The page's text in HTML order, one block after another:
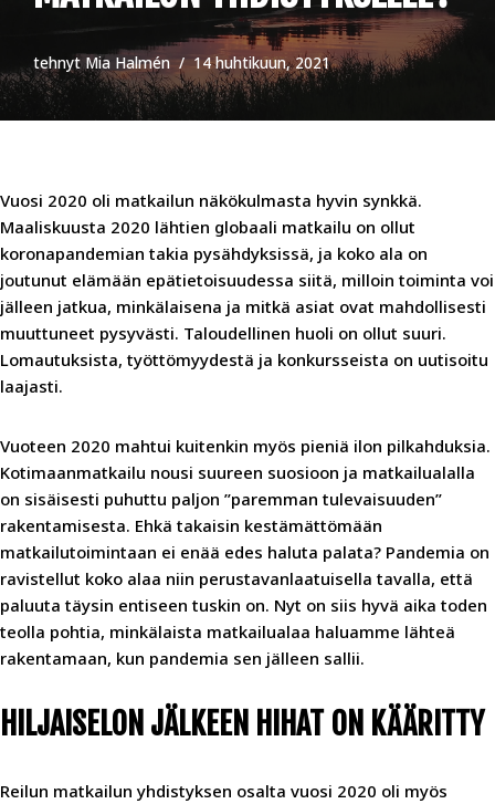
tehnyt Mia Halmén 14 huhtikuun, 2021
Vuosi 2020 oli matkailun näkökulmasta hyvin synkkä.
Maaliskuusta 2020 lähtien globaali matkailu on ollut
koronapandemian takia pysähdyksissä, ja koko ala on
joutunut elämään epätietoisuudessa siitä, milloin toiminta voi
jälleen jatkua, minkälaisena ja mitkä asiat ovat mahdollisesti
muuttuneet pysyvästi. Taloudellinen huoli on ollut suuri.
Lomautuksista, työttömyydestä ja konkursseista on uutisoitu
laajasti.
Vuoteen 2020 mahtui kuitenkin myös pieniä ilon pilkahduksia.
Kotimaanmatkailu nousi suureen suosioon ja matkailualalla
on sisäisesti puhuttu paljon ”paremman tulevaisuuden”
rakentamisesta. Ehkä takaisin kestämättömään
matkailutoimintaan ei enää edes haluta palata? Pandemia on
ravistellut koko alaa niin perustavanlaatuisella tavalla, että
paluuta täysin entiseen tuskin on. Nyt on siis hyvä aika toden
teolla pohtia, minkälaista matkailualaa haluamme lähteä
rakentamaan, kun pandemia sen jälleen sallii.
HILJAISELON JÄLKEEN HIHAT ON KÄÄRITTY
Reilun matkailun yhdistyksen osalta vuosi 2020 oli myös